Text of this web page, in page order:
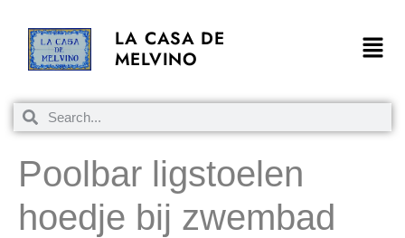
LA CASA DE
MELVINO
Poolbar ligstoelen
hoedje bij zwembad